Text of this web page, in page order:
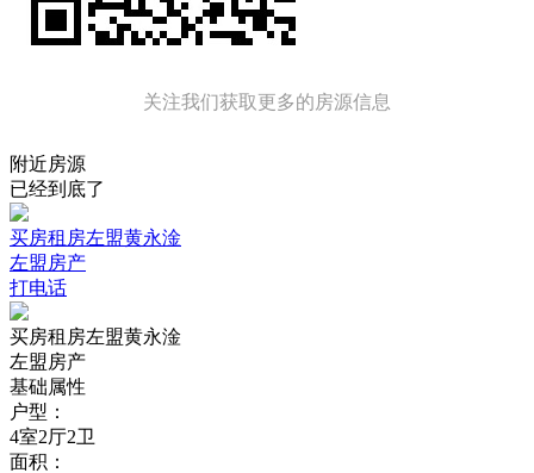
关注我们获取更多的房源信息
附近房源
已经到底了
买房租房左盟黄永淦
左盟房产
打电话
买房租房左盟黄永淦
左盟房产
基础属性
户型：
4室2厅2卫
面积：